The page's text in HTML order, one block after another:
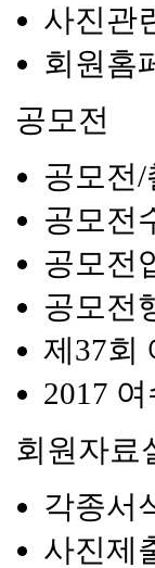
사진관
회원홈
공모전
공모전/
공모전
공모전
공모전
제37회
2017
회원자료
각종서
사진제